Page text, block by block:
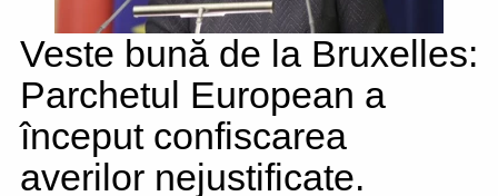
Veste bună de la Bruxelles:
Parchetul European a
început confiscarea
averilor nejustificate.